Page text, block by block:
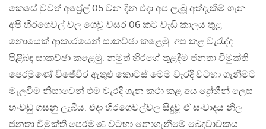
කෙසේ වුවත් අප්‍රේල් 05 වන දින එදා අප ලැබූ අත්දැකීම් ගැන
අපි හිරගෙවල් වල ගෙවූ වසර 06 කට වැඩි කාලය තුළ
නොයෙක් ආකාරයෙන් සාකච්ඡා කළෙමු. අප කළ වැරැද්ද
පිළිබඳ සාකච්ඡා කළෙමු. නමුත් හිරගේ තුළදීම ජනතා විමුක්ති
පෙරමුණේ විජේවීර ඇතුළු කොටස් මෙම වැරදි වටහා ගැනීමට
මැලවීම නිසාවෙන් එම වැරදි ගැන කථා කළ අය ද්‍රෝහීන් ලෙස
හංවඩු ගසනු ලැබීය. එදා හිරගෙවල්වල සිදුවූ ඒ සංවාදය නිල
ජනතා විමුක්ති පෙරමුණ වටහා නොගැනීමේ ඛෙදවාචකය